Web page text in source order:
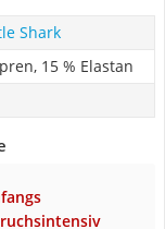
Shark
15 % Elastan